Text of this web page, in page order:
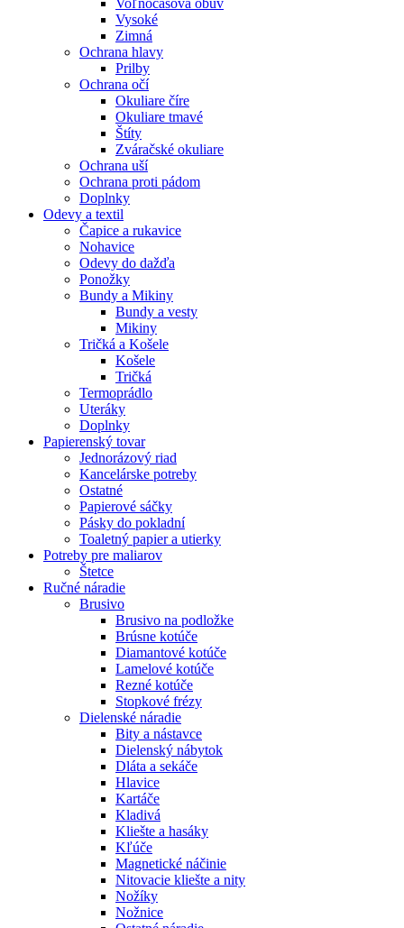
Voľnočasová obuv
Vysoké
Zimná
Ochrana hlavy
Prilby
Ochrana očí
Okuliare číre
Okuliare tmavé
Štíty
Zváračské okuliare
Ochrana uší
Ochrana proti pádom
Doplnky
Odevy a textil
Čapice a rukavice
Nohavice
Odevy do dažďa
Ponožky
Bundy a Mikiny
Bundy a vesty
Mikiny
Tričká a Košele
Košele
Tričká
Termoprádlo
Uteráky
Doplnky
Papierenský tovar
Jednorázový riad
Kancelárske potreby
Ostatné
Papierové sáčky
Pásky do pokladní
Toaletný papier a utierky
Potreby pre maliarov
Štetce
Ručné náradie
Brusivo
Brusivo na podložke
Brúsne kotúče
Diamantové kotúče
Lamelové kotúče
Rezné kotúče
Stopkové frézy
Dielenské náradie
Bity a nástavce
Dielenský nábytok
Dláta a sekáče
Hlavice
Kartáče
Kladivá
Kliešte a hasáky
Kľúče
Magnetické náčinie
Nitovacie kliešte a nity
Nožíky
Nožnice